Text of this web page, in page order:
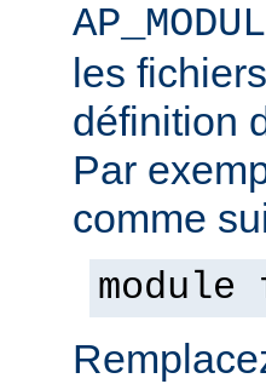
les
définition
Par
comme
module